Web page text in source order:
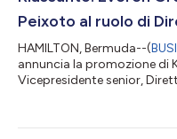
Peixoto al ruolo di
HAMILTON, Bermuda--(
annuncia la promozione di
Vicepresidente senior,
Vicepresidente Risorse